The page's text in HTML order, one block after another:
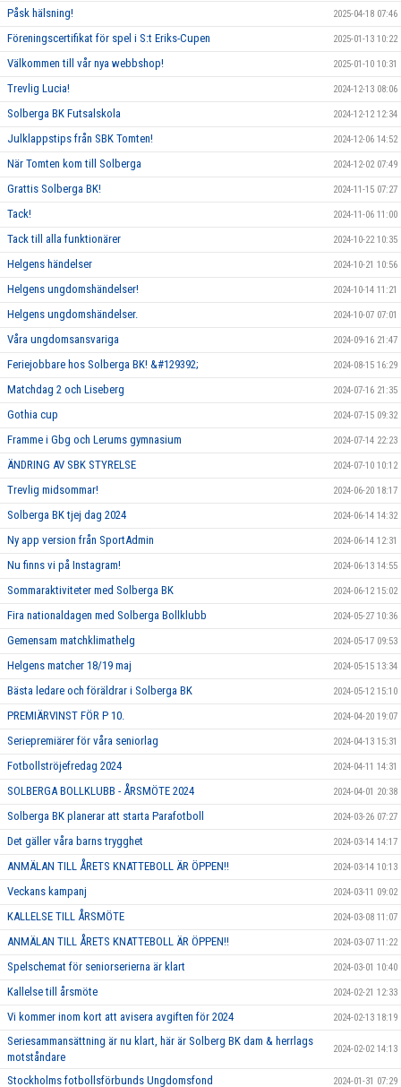
Påsk hälsning! 2025-04-18 07:46
Föreningscertifikat för spel i S:t Eriks-Cupen 2025-01-13 10:22
Välkommen till vår nya webbshop! 2025-01-10 10:31
Trevlig Lucia! 2024-12-13 08:06
Solberga BK Futsalskola 2024-12-12 12:34
Julklappstips från SBK Tomten! 2024-12-06 14:52
När Tomten kom till Solberga 2024-12-02 07:49
Grattis Solberga BK! 2024-11-15 07:27
Tack! 2024-11-06 11:00
Tack till alla funktionärer 2024-10-22 10:35
Helgens händelser 2024-10-21 10:56
Helgens ungdomshändelser! 2024-10-14 11:21
Helgens ungdomshändelser. 2024-10-07 07:01
Våra ungdomsansvariga 2024-09-16 21:47
Feriejobbare hos Solberga BK! &#129392; 2024-08-15 16:29
Matchdag 2 och Liseberg 2024-07-16 21:35
Gothia cup 2024-07-15 09:32
Framme i Gbg och Lerums gymnasium 2024-07-14 22:23
ÄNDRING AV SBK STYRELSE 2024-07-10 10:12
Trevlig midsommar! 2024-06-20 18:17
Solberga BK tjej dag 2024 2024-06-14 14:32
Ny app version från SportAdmin 2024-06-14 12:31
Nu finns vi på Instagram! 2024-06-13 14:55
Sommaraktiviteter med Solberga BK 2024-06-12 15:02
Fira nationaldagen med Solberga Bollklubb 2024-05-27 10:36
Gemensam matchklimathelg 2024-05-17 09:53
Helgens matcher 18/19 maj 2024-05-15 13:34
Bästa ledare och föräldrar i Solberga BK 2024-05-12 15:10
PREMIÄRVINST FÖR P 10. 2024-04-20 19:07
Seriepremiärer för våra seniorlag 2024-04-13 15:31
Fotbollströjefredag 2024 2024-04-11 14:31
SOLBERGA BOLLKLUBB - ÅRSMÖTE 2024 2024-04-01 20:38
Solberga BK planerar att starta Parafotboll 2024-03-26 07:27
Det gäller våra barns trygghet 2024-03-14 14:17
ANMÄLAN TILL ÅRETS KNATTEBOLL ÄR ÖPPEN!! 2024-03-14 10:13
Veckans kampanj 2024-03-11 09:02
KALLELSE TILL ÅRSMÖTE 2024-03-08 11:07
ANMÄLAN TILL ÅRETS KNATTEBOLL ÄR ÖPPEN!! 2024-03-07 11:22
Spelschemat för seniorserierna är klart 2024-03-01 10:40
Kallelse till årsmöte 2024-02-21 12:33
Vi kommer inom kort att avisera avgiften för 2024 2024-02-13 18:19
Seriesammansättning är nu klart, här är Solberg BK dam & herrlags
motståndare
2024-02-02 14:13
Stockholms fotbollsförbunds Ungdomsfond 2024-01-31 07:29